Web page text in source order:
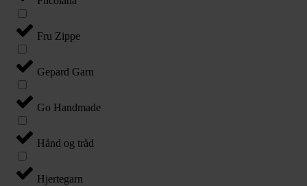
Fru Zippe
Gepard Garn
Go Handmade
Hånd og tråd
Hjertegarn